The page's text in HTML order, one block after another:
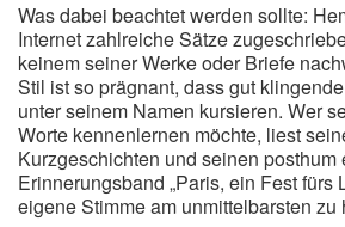
Was dabei beachtet werden sollte:
Internet zahlreiche Sätze
keinem seiner Werke oder Briefe
Stil ist so prägnant, dass gut
unter seinem Namen kursieren. Wer
Worte kennenlernen möchte, liest
Kurzgeschichten und seinen posthum
Erinnerungsband „Paris, ein Fest fürs
eigene Stimme am unmittelbarsten zu